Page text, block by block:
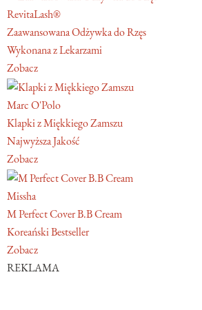
RevitaLash®
Zaawansowana Odżywka do Rzęs
Wykonana z Lekarzami
Zobacz
Marc O'Polo
Klapki z Miękkiego Zamszu
Najwyższa Jakość
Zobacz
Missha
M Perfect Cover B.B Cream
Koreański Bestseller
Zobacz
REKLAMA